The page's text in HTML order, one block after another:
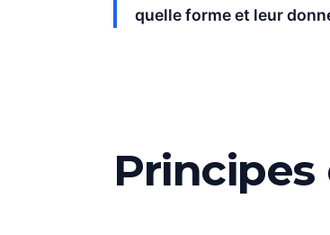
quelle forme et leur